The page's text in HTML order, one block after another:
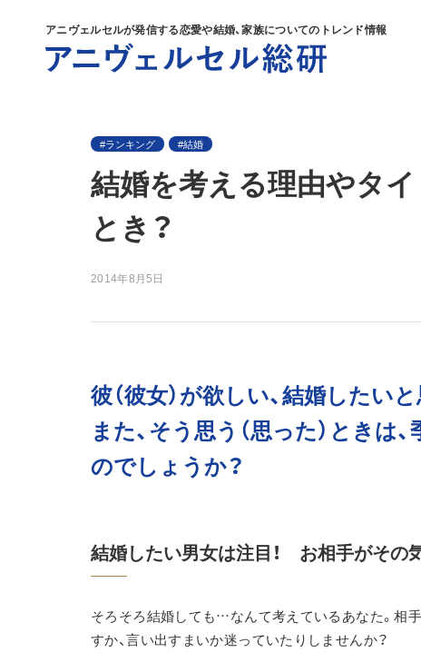
アニヴェルセルが発信する恋愛や結婚、家族についてのトレンド情報
ランキング 結婚
結婚を考える理由やタ
とき？
2014年8月5日
彼（彼女）が欲しい、結婚したい
また、そう思う（思った）とき
のでしょうか？
結婚したい男女は注目！　お相手がその
そろそろ結婚しても…なんて考えているあなた。相
すか、言い出すまいか迷っていたりしませんか？